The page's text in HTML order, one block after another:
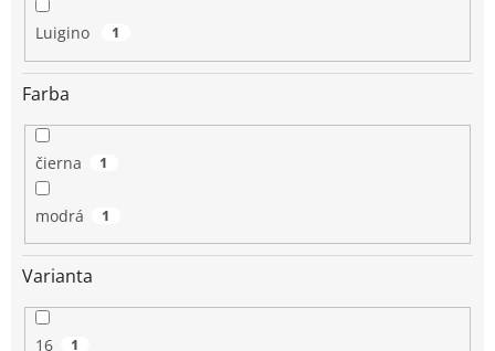
Luigino 1
Farba
čierna 1
modrá 1
Varianta
16 1